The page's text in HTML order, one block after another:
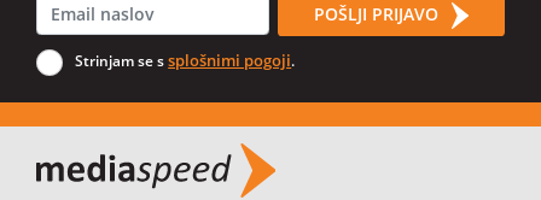
POŠLJI PRIJAVO
Strinjam se ssplošnimi pogoji.